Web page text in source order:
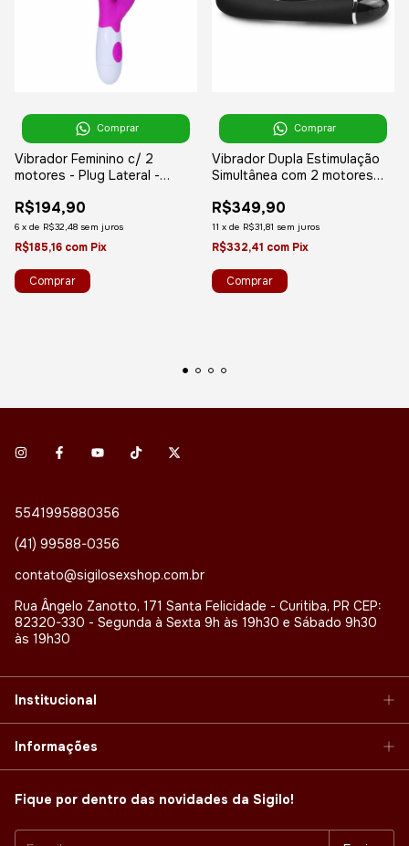
Comprar
Vibrador Feminino c/ 2
motores - Plug Lateral -
R$194,90
6 x de R$32,48 sem juros
R$185,16 com Pix
Comprar
Vibrador Dupla Estimulação
Simultânea com 2 motores
Recarregável - Lovetoy O-
Sensual Clit Duo Climax
R$349,90
11 x de R$31,81 sem juros
R$332,41 com Pix
5541995880356
(41) 99588-0356
contato@sigilosexshop.com.br
Rua Ângelo Zanotto, 171 Santa Felicidade - Curitiba, PR CEP:
82320-330 - Segunda à Sexta 9h às 19h30 e Sábado 9h30
às 19h30
Institucional
Informações
Fique por dentro das novidades da Sigilo!